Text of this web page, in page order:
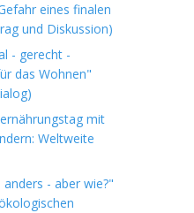
eines finalen
und Diskussion)
- gerecht -
das Wohnen"
mit
Weltweite
- aber wie?"